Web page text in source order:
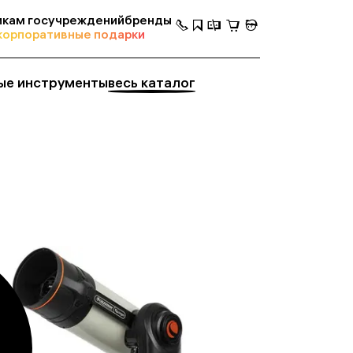
госучрежденийбренды
подарки
инструментывесь каталог